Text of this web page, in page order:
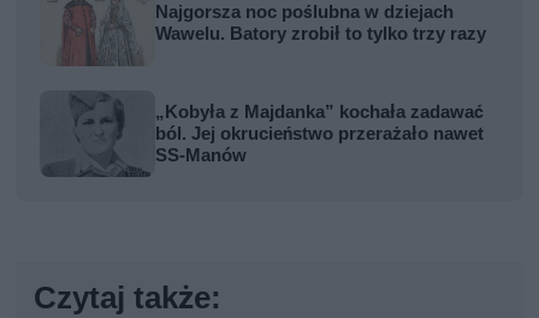
Najgorsza noc poślubna w dziejach
Wawelu. Batory zrobił to tylko trzy razy
„Kobyła z Majdanka” kochała zadawać
ból. Jej okrucieństwo przerażało nawet
SS-Manów
Czytaj także: